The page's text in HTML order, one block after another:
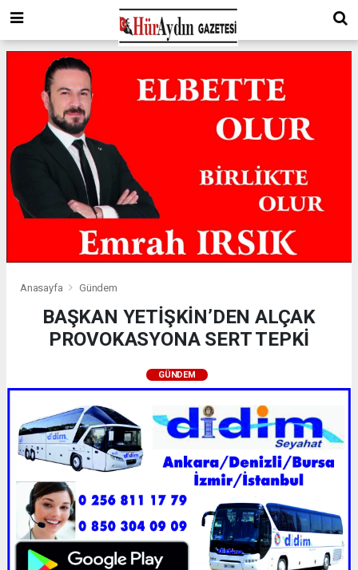
Anasayfa Gündem
BAŞKAN YETİŞKİN’DEN ALÇAK
PROVOKASYONA SERT TEPKİ
GÜNDEM